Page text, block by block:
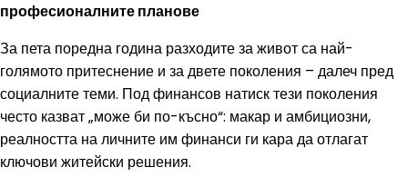
професионалните планове
За пета поредна година разходите за живот са най-
голямото притеснение и за двете поколения – далеч пред
социалните теми. Под финансов натиск тези поколения
често казват „може би по-късно“: макар и амбициозни,
реалността на личните им финанси ги кара да отлагат
ключови житейски решения.